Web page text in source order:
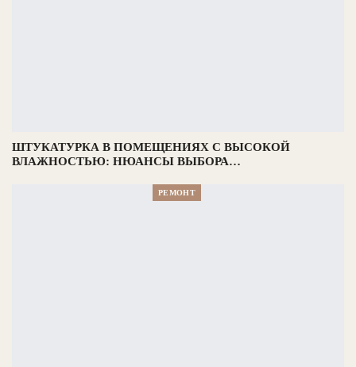
ШТУКАТУРКА В ПОМЕЩЕНИЯХ С ВЫСОКОЙ
ВЛАЖНОСТЬЮ: НЮАНСЫ ВЫБОРА…
РЕМОНТ